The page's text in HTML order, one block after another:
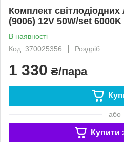
Комплект
(9006) 12V 50W/set 6000K
В наявності
Код: 370025356
Роздріб
1 330 ₴/пара
або
Купити